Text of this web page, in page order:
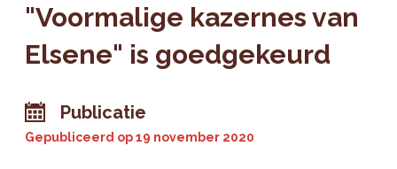
"Voormalige kazernes van
Elsene" is goedgekeurd
Publicatie
Gepubliceerd op19 november 2020